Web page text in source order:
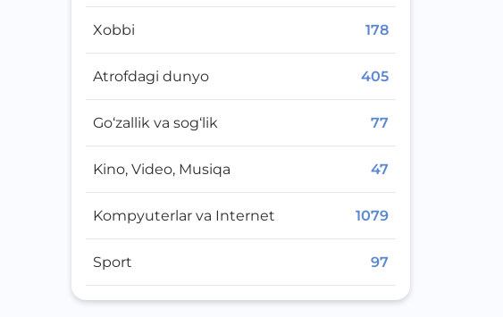
Xobbi 178
Atrofdagi dunyo 405
Go‘zallik va sog‘lik 77
Kino, Video, Musiqa 47
Kompyuterlar va Internet 1079
Sport 97